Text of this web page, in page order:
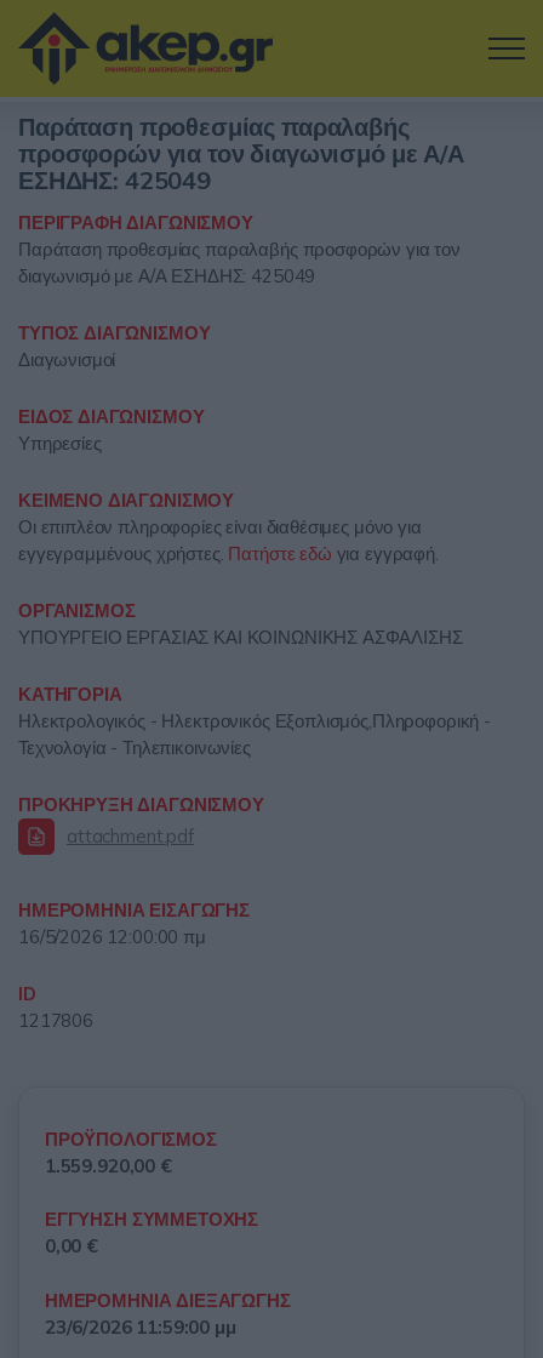
Μετάβαση στο κύριο περιεχόμενο
Η εταιρία
Αναζήτηση Διαγωνισμών
Δοκιμάστε την Υπηρεσία
Επικοινωνία
Σύνδεση
Παράταση προθεσμίας παραλαβής
προσφορών για τον διαγωνισμό με Α/Α
ΕΣΗΔΗΣ: 425049
ΠΕΡΙΓΡΑΦΗ ΔΙΑΓΩΝΙΣΜΟΥ
Παράταση προθεσμίας παραλαβής προσφορών για τον
διαγωνισμό με Α/Α ΕΣΗΔΗΣ: 425049
ΤΥΠΟΣ ΔΙΑΓΩΝΙΣΜΟΥ
Διαγωνισμοί
ΕΙΔΟΣ ΔΙΑΓΩΝΙΣΜΟΥ
Υπηρεσίες
ΚΕΙΜΕΝΟ ΔΙΑΓΩΝΙΣΜΟΥ
Οι επιπλέον πληροφορίες είναι διαθέσιμες μόνο για
εγγεγραμμένους χρήστες. Πατήστε εδώ για εγγραφή.
ΟΡΓΑΝΙΣΜΟΣ
ΥΠΟΥΡΓΕΙΟ ΕΡΓΑΣΙΑΣ ΚΑΙ ΚΟΙΝΩΝΙΚΗΣ ΑΣΦΑΛΙΣΗΣ
ΚΑΤΗΓΟΡΙΑ
Ηλεκτρολογικός - Ηλεκτρονικός Εξοπλισμός,Πληροφορική -
Τεχνολογία - Τηλεπικοινωνίες
ΠΡΟΚΗΡΥΞΗ ΔΙΑΓΩΝΙΣΜΟΥ
attachment.pdf
ΗΜΕΡΟΜΗΝΙΑ ΕΙΣΑΓΩΓΗΣ
16/5/2026 12:00:00 πμ
ID
1217806
ΠΡΟΫΠΟΛΟΓΙΣΜΟΣ
1.559.920,00 €
ΕΓΓΥΗΣΗ ΣΥΜΜΕΤΟΧΗΣ
0,00 €
ΗΜΕΡΟΜΗΝΙΑ ΔΙΕΞΑΓΩΓΗΣ
23/6/2026 11:59:00 μμ